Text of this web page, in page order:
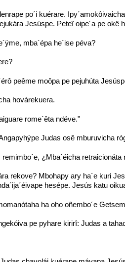
po´i kuérare.
Jesúspe. Peteî oipe´a pe okê
mba´épa he´ise péva?
peême moôpa pe pejuhúta
hovárekuera.
rome´êta ndéve."
Judas osê mburuvicha
¿Mba´éicha retraicionáta
rekove? Mbohapy ary ha´e kuri
hesépe. Jesús katu
ha oho oñembo´e
pe pyhare kirirî: Judas a